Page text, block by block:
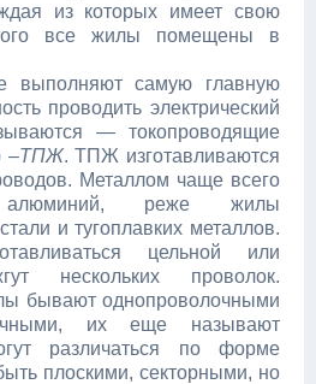
из которых имеет свою
все жилы помещены в
выполняют самую главную
проводить электрический
— токопроводящие
–ТПЖ. ТПЖ изготавливаются
Металлом чаще всего
реже жилы
и тугоплавких металлов.
цельной или
нескольких проволок.
бывают однопроволочными
их еще называют
различаться по форме
плоскими, секторными, но